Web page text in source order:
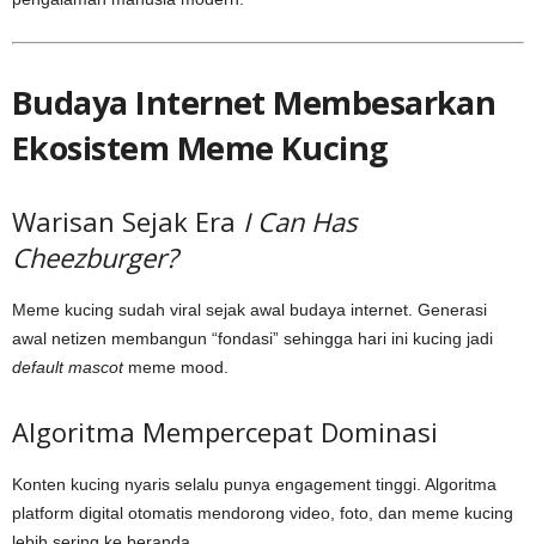
Budaya Internet Membesarkan
Ekosistem Meme Kucing
Warisan Sejak Era I Can Has
Cheezburger?
Meme kucing sudah viral sejak awal budaya internet. Generasi
awal netizen membangun “fondasi” sehingga hari ini kucing jadi
default mascotmeme mood.
Algoritma Mempercepat Dominasi
Konten kucing nyaris selalu punya engagement tinggi. Algoritma
platform digital otomatis mendorong video, foto, dan meme kucing